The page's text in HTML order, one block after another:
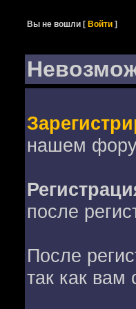
Вы не вошли [Войти ]
нашем
после
После
так как вам